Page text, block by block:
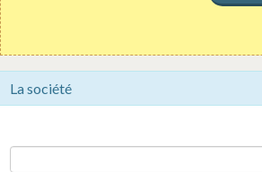
de
La société